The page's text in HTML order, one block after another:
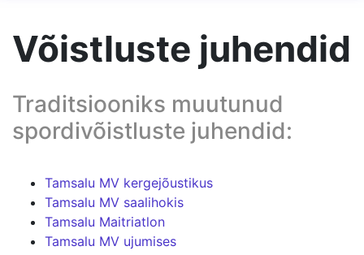
Võistluste juhendid
Traditsiooniks muutunud
spordivõistluste juhendid:
Tamsalu MV kergejõustikus
Tamsalu MV saalihokis
Tamsalu Maitriatlon
Tamsalu MV ujumises